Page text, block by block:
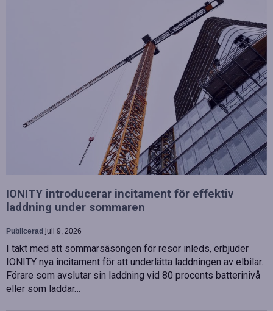
IONITY introducerar incitament för effektiv
laddning under sommaren
Publicerad juli 9, 2026
I takt med att sommarsäsongen för resor inleds, erbjuder
IONITY nya incitament för att underlätta laddningen av elbilar.
Förare som avslutar sin laddning vid 80 procents batterinivå
eller som laddar…